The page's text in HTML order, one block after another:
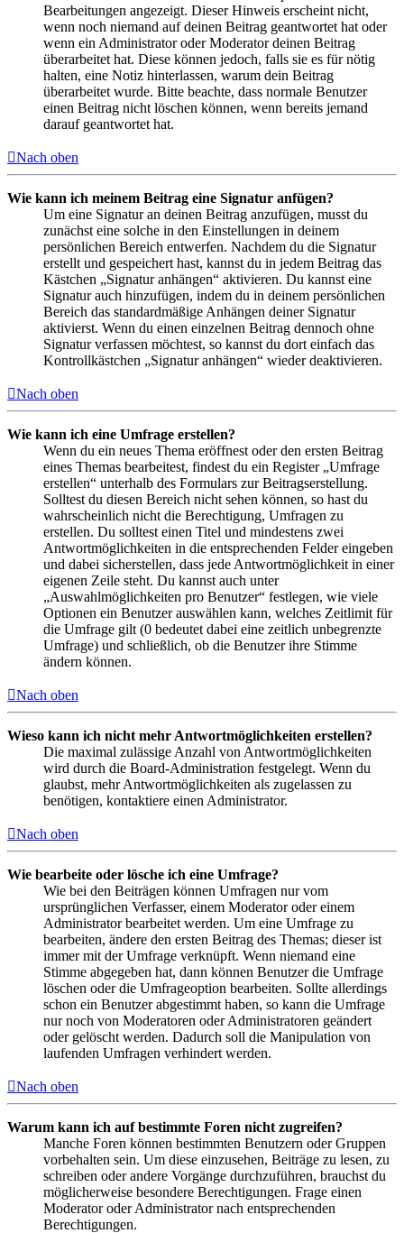
Bearbeitungen angezeigt. Dieser Hinweis erscheint nicht,
wenn noch niemand auf deinen Beitrag geantwortet hat oder
wenn ein Administrator oder Moderator deinen Beitrag
überarbeitet hat. Diese können jedoch, falls sie es für nötig
halten, eine Notiz hinterlassen, warum dein Beitrag
überarbeitet wurde. Bitte beachte, dass normale Benutzer
einen Beitrag nicht löschen können, wenn bereits jemand
darauf geantwortet hat.
Nach oben
Wie kann ich meinem Beitrag eine Signatur anfügen?
Um eine Signatur an deinen Beitrag anzufügen, musst du
zunächst eine solche in den Einstellungen in deinem
persönlichen Bereich entwerfen. Nachdem du die Signatur
erstellt und gespeichert hast, kannst du in jedem Beitrag das
Kästchen „Signatur anhängen“ aktivieren. Du kannst eine
Signatur auch hinzufügen, indem du in deinem persönlichen
Bereich das standardmäßige Anhängen deiner Signatur
aktivierst. Wenn du einen einzelnen Beitrag dennoch ohne
Signatur verfassen möchtest, so kannst du dort einfach das
Kontrollkästchen „Signatur anhängen“ wieder deaktivieren.
Nach oben
Wie kann ich eine Umfrage erstellen?
Wenn du ein neues Thema eröffnest oder den ersten Beitrag
eines Themas bearbeitest, findest du ein Register „Umfrage
erstellen“ unterhalb des Formulars zur Beitragserstellung.
Solltest du diesen Bereich nicht sehen können, so hast du
wahrscheinlich nicht die Berechtigung, Umfragen zu
erstellen. Du solltest einen Titel und mindestens zwei
Antwortmöglichkeiten in die entsprechenden Felder eingeben
und dabei sicherstellen, dass jede Antwortmöglichkeit in einer
eigenen Zeile steht. Du kannst auch unter
„Auswahlmöglichkeiten pro Benutzer“ festlegen, wie viele
Optionen ein Benutzer auswählen kann, welches Zeitlimit für
die Umfrage gilt (0 bedeutet dabei eine zeitlich unbegrenzte
Umfrage) und schließlich, ob die Benutzer ihre Stimme
ändern können.
Nach oben
Wieso kann ich nicht mehr Antwortmöglichkeiten erstellen?
Die maximal zulässige Anzahl von Antwortmöglichkeiten
wird durch die Board-Administration festgelegt. Wenn du
glaubst, mehr Antwortmöglichkeiten als zugelassen zu
benötigen, kontaktiere einen Administrator.
Nach oben
Wie bearbeite oder lösche ich eine Umfrage?
Wie bei den Beiträgen können Umfragen nur vom
ursprünglichen Verfasser, einem Moderator oder einem
Administrator bearbeitet werden. Um eine Umfrage zu
bearbeiten, ändere den ersten Beitrag des Themas; dieser ist
immer mit der Umfrage verknüpft. Wenn niemand eine
Stimme abgegeben hat, dann können Benutzer die Umfrage
löschen oder die Umfrageoption bearbeiten. Sollte allerdings
schon ein Benutzer abgestimmt haben, so kann die Umfrage
nur noch von Moderatoren oder Administratoren geändert
oder gelöscht werden. Dadurch soll die Manipulation von
laufenden Umfragen verhindert werden.
Nach oben
Warum kann ich auf bestimmte Foren nicht zugreifen?
Manche Foren können bestimmten Benutzern oder Gruppen
vorbehalten sein. Um diese einzusehen, Beiträge zu lesen, zu
schreiben oder andere Vorgänge durchzuführen, brauchst du
möglicherweise besondere Berechtigungen. Frage einen
Moderator oder Administrator nach entsprechenden
Berechtigungen.